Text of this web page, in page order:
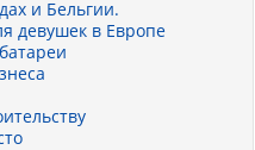
и Бельгии.
девушек в Европе